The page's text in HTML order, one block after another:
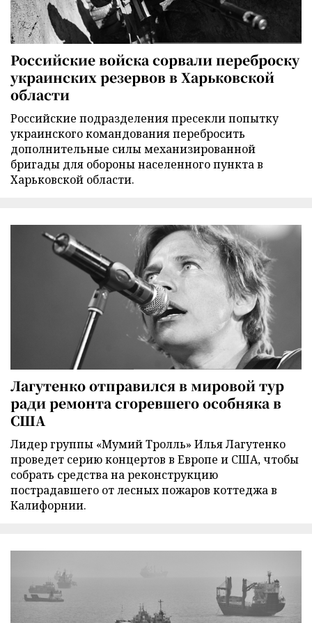
Российские войска сорвали переброску
украинских резервов в Харьковской
области
Российские подразделения пресекли попытку
украинского командования перебросить
дополнительные силы механизированной
бригады для обороны населенного пункта в
Харьковской области.
Лагутенко отправился в мировой тур
ради ремонта сгоревшего особняка в
США
Лидер группы «Мумий Тролль» Илья Лагутенко
проведет серию концертов в Европе и США, чтобы
собрать средства на реконструкцию
пострадавшего от лесных пожаров коттеджа в
Калифорнии.